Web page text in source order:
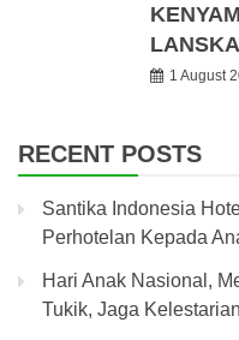
1 August
RECENT POSTS
Santika Indonesia
Perhotelan Kepada
Hari Anak Nasional,
Tukik, Jaga